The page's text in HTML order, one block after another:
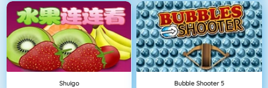
Shuigo Bubble Shooter 5